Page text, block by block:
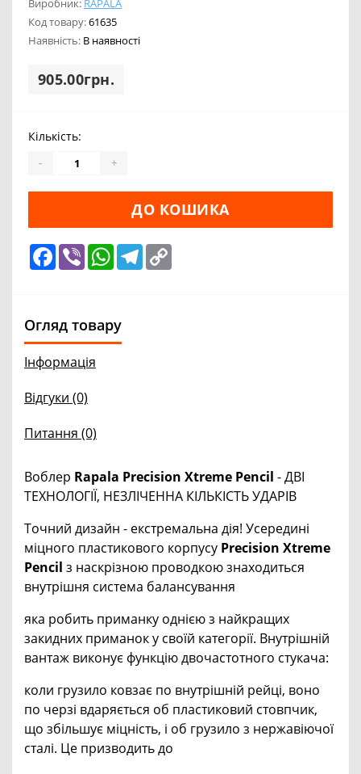
Виробник: RAPALA
Код товару:61635
Наявність: В наявності
905.00грн.
Кількість:
- +
ДО КОШИКА
Facebook
Viber WhatsApp
Telegram
Огляд товару
Інформація
Відгуки (0)
Питання (0)
Воблер Rapala Precision Xtreme Pencil - ДВІ
ТЕХНОЛОГІЇ, НЕЗЛІЧЕННА КІЛЬКІСТЬ УДАРІВ
Точний дизайн - екстремальна дія! Усередині
міцного пластикового корпусу Precision Xtreme
Pencil з наскрізною проводкою знаходиться
внутрішня система балансування
яка робить приманку однією з найкращих
закидних приманок у своїй категорії. Внутрішній
вантаж виконує функцію двочастотного стукача:
коли грузило ковзає по внутрішній рейці, воно
по черзі вдаряється об пластиковий стовпчик,
що збільшує міцність, і об грузило з нержавіючої
сталі. Це призводить до